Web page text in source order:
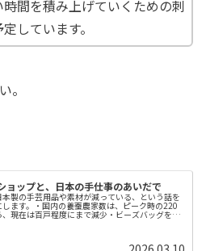
間を積み上げていくための刺
しています。
。
ョップと、日本の手仕事のあいだで
製の手芸用品や素材が減っている、という話を
します。・国内の養蚕農家数は、ピーク時の220
、現在は百戸程度にまで減少・ビーズバッグを製